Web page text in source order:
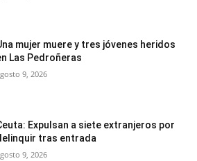
mujer muere y tres jóvenes heridos
Las Pedroñeras
9, 2026
Expulsan a siete extranjeros por
tras entrada
9, 2026